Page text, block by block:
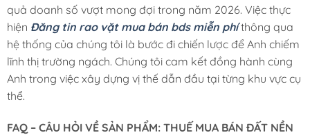
quả doanh số vượt mong đợi trong năm 2026. Việc thực
hiện Đăng tin rao vặt mua bán bds miễn phíthông qua
hệ thống của chúng tôi là bước đi chiến lược để Anh chiếm
lĩnh thị trường ngách. Chúng tôi cam kết đồng hành cùng
Anh trong việc xây dựng vị thế dẫn đầu tại từng khu vực cụ
thể.
FAQ – CÂU HỎI VỀ SẢN PHẨM: THUẾ MUA BÁN ĐẤT NỀN